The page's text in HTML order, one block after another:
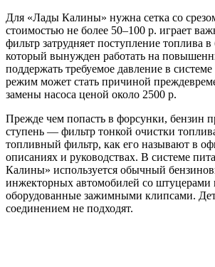
Для «Лады Калины» нужна сетка со
стоимостью не более 50–100 р. играет
фильтр затрудняет поступление топлива в
который вынужден работать на
поддержать требуемое давление в
режим может стать причиной
замены насоса ценой около 2500 р.
Прежде чем попасть в форсунки, бензин
ступень — фильтр тонкой очистки
топливный фильтр, как его называют в
описаниях и руководствах. В системе
Калины» используется обычный
инжекторных автомобилей со штуцерами
оборудованные зажимными клипсами.
соединением не подходят.